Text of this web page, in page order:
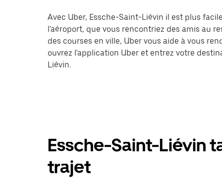
Avec Uber, Essche-Saint-Liévin il est plus
l'aéroport, que vous rencontriez des amis au
des courses en ville, Uber vous aide à vous
ouvrez l'application Uber et entrez votre
Liévin.
Essche-Saint-Liévin
trajet